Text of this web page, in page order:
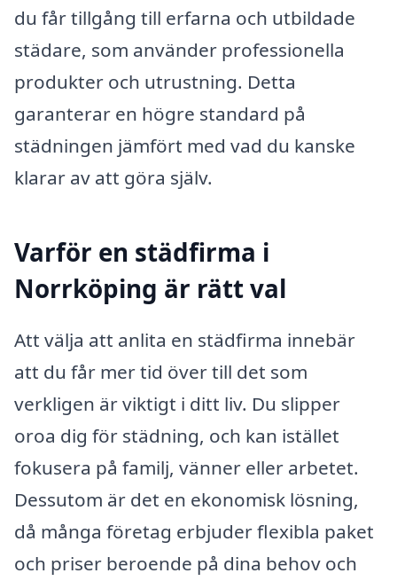
du får tillgång till erfarna och utbildade
städare, som använder professionella
produkter och utrustning. Detta
garanterar en högre standard på
städningen jämfört med vad du kanske
klarar av att göra själv.
Varför en städfirma i
Norrköping är rätt val
Att välja att anlita en städfirma innebär
att du får mer tid över till det som
verkligen är viktigt i ditt liv. Du slipper
oroa dig för städning, och kan istället
fokusera på familj, vänner eller arbetet.
Dessutom är det en ekonomisk lösning,
då många företag erbjuder flexibla paket
och priser beroende på dina behov och